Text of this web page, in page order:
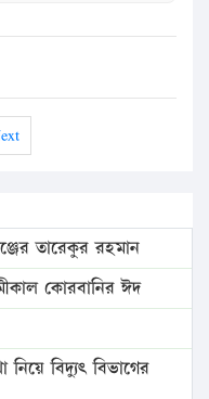
তারেকুর রহমান
কোরবানির ঈদ
বিদ্যুৎ বিভাগের